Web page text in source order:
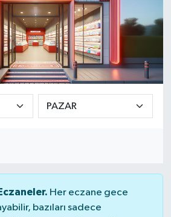
Her eczane gece
bazıları sadece